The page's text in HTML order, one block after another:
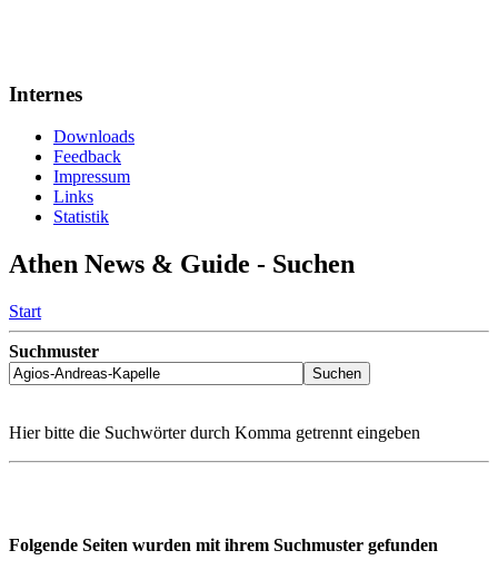
Internes
Downloads
Feedback
Impressum
Links
Statistik
Athen News & Guide - Suchen
Start
Suchmuster
Hier bitte die Suchwörter durch Komma getrennt eingeben
Folgende Seiten wurden mit ihrem Suchmuster gefunden